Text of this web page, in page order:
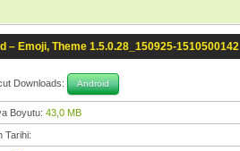
– Emoji, Theme 1.5.0.28_150925-1510500142
Downloads: Android
Boyutu: 43,0 MB
Tarihi: